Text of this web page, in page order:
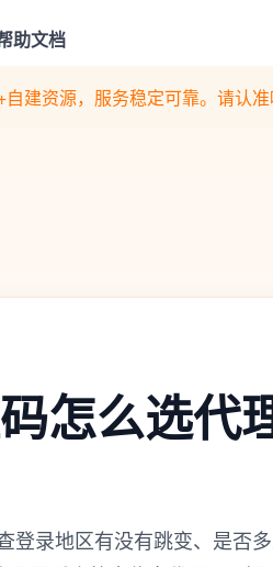
助文档
怎么选代
登录地区有没有跳变、是否
建资源，服务稳定可靠。请认